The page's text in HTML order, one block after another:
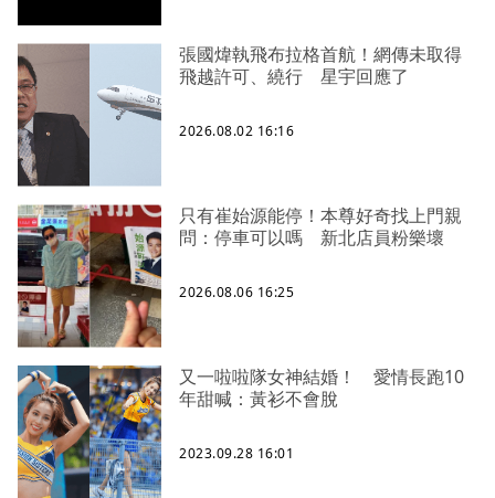
張國煒執飛布拉格首航！網傳未取得
飛越許可、繞行 星宇回應了
2026.08.02 16:16
只有崔始源能停！本尊好奇找上門親
問：停車可以嗎 新北店員粉樂壞
2026.08.06 16:25
又一啦啦隊女神結婚！ 愛情長跑10
年甜喊：黃衫不會脫
2023.09.28 16:01